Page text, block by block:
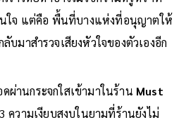
นใจ แต่คือ พื้นที่บางแห่งที่อนุญาตให้
บมาสำรวจเสียงหัวใจของตัวเองอีก
านกระจกใสเข้ามาในร้าน Must
ความเงียบสงบในยามที่ร้านยังไม่